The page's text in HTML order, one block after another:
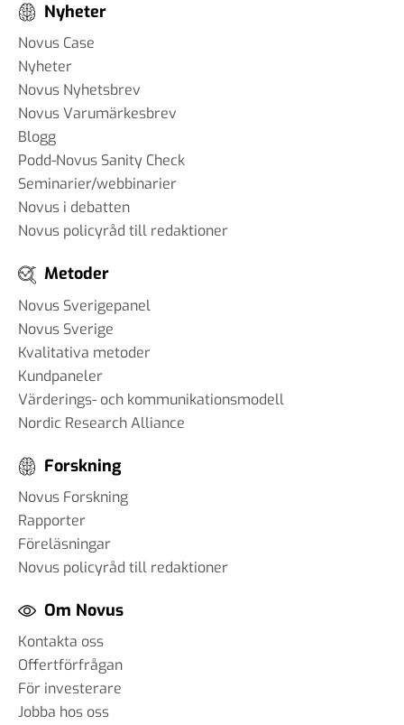
Nyheter
Novus Case
Nyheter
Novus Nyhetsbrev
Novus Varumärkesbrev
Blogg
Podd-Novus Sanity Check
Seminarier/webbinarier
Novus i debatten
Novus policyråd till redaktioner
Metoder
Novus Sverigepanel
Novus Sverige
Kvalitativa metoder
Kundpaneler
Värderings- och kommunikationsmodell
Nordic Research Alliance
Forskning
Novus Forskning
Rapporter
Föreläsningar
Novus policyråd till redaktioner
Om Novus
Kontakta oss
Offertförfrågan
För investerare
Jobba hos oss